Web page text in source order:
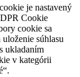
je nastavený
Cookie
cookie sa
súhlasu
ukladaním
v kategórii